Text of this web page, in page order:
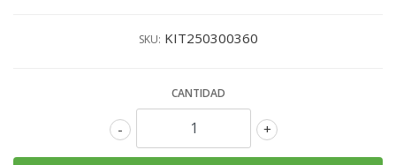
SKU: KIT250300360
CANTIDAD
+
-